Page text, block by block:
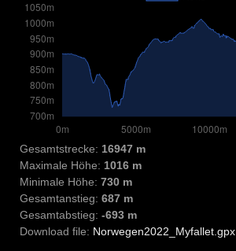
Gesamtstrecke: 16947 m
Maximale Höhe: 1016 m
Minimale Höhe: 730 m
Gesamtanstieg: 687 m
Gesamtabstieg: -693 m
Download file: Norwegen2022_Myfallet.gpx